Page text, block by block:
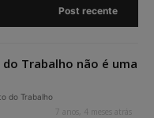
Post recente
do Trabalho não é uma
do Trabalho
7 anos, 4 meses atrás